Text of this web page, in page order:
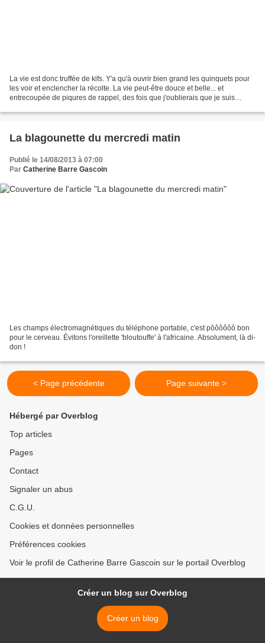
La vie est donc truffée de kifs. Y'a qu'à ouvrir bien grand les quinquets pour
les voir et enclencher la récolte. La vie peut-être douce et belle... et
entrecoupée de piqures de rappel, des fois que j'oublierais que je suis
La blagounette du mercredi matin
Publié le 14/08/2013 à 07:00
Par Catherine Barre Gascoin
Les champs électromagnétiques du téléphone portable, c'est pôôôôôô bon
pour le cerveau. Évitons l'oreillette 'bloutouffe' à l'africaine. Absolument, là di-
don !
< Page précédente Page suivante >
Hébergé par Overblog
Top articles
Pages
Contact
Signaler un abus
C.G.U.
Cookies et données personnelles
Préférences cookies
Voir le profil de Catherine Barre Gascoin sur le portail Overblog
Créer un blog sur Overblog
Créer un blog